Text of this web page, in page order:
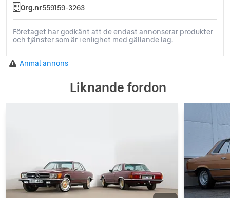
Org.nr559159-3263
Företaget har godkänt att de endast annonserar produkter
och tjänster som är i enlighet med gällande lag.
Anmäl annons
Liknande fordon